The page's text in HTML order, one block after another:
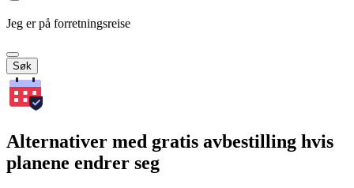
Jeg er på forretningsreise
Søk
Alternativer med gratis avbestilling hvis
planene endrer seg